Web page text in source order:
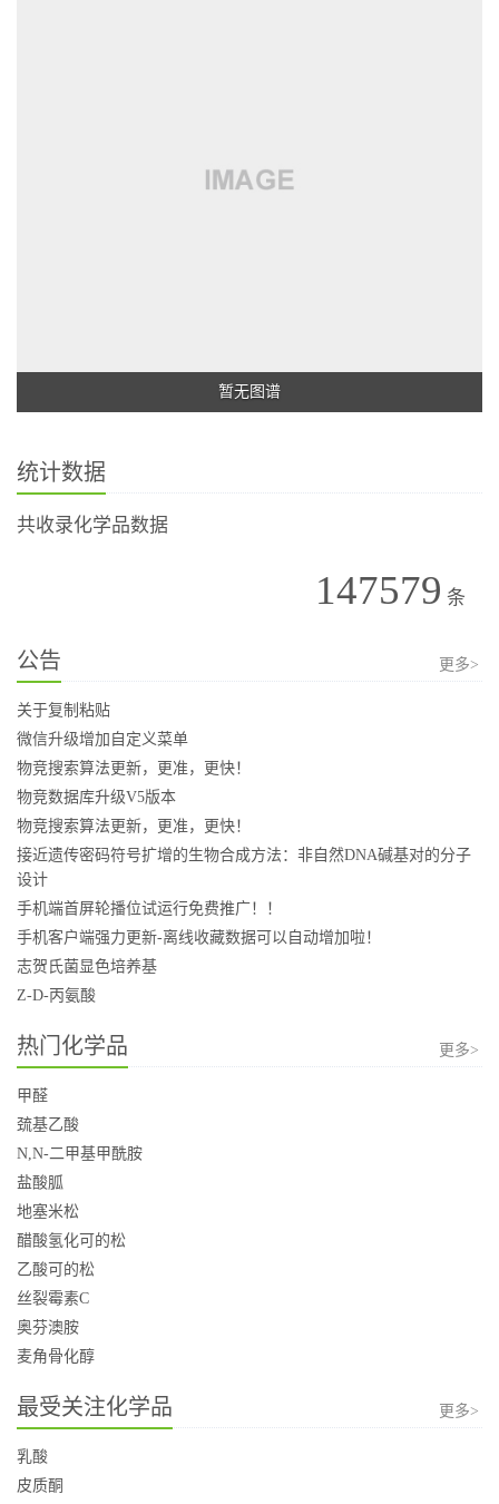
暂无图谱
统计数据
共收录化学品数据
147579 条
公告 更多>
关于复制粘贴
微信升级增加自定义菜单
物竞搜索算法更新，更准，更快！
物竞数据库升级V5版本
物竞搜索算法更新，更准，更快！
接近遗传密码符号扩增的生物合成方法：非自然DNA碱基对的分子
设计
手机端首屏轮播位试运行免费推广！！
手机客户端强力更新-离线收藏数据可以自动增加啦！
志贺氏菌显色培养基
Z-D-丙氨酸
热门化学品 更多>
甲醛
巯基乙酸
N,N-二甲基甲酰胺
盐酸胍
地塞米松
醋酸氢化可的松
乙酸可的松
丝裂霉素C
奥芬澳胺
麦角骨化醇
最受关注化学品 更多>
乳酸
皮质酮